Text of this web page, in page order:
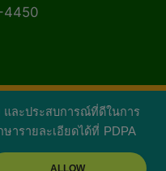
ละประสบการณ์ที่ดีในการ
ารายละเอียดได้ที่ PDPA
ALLOW
4450
Plus mag | กรีน
อมีชีวิต